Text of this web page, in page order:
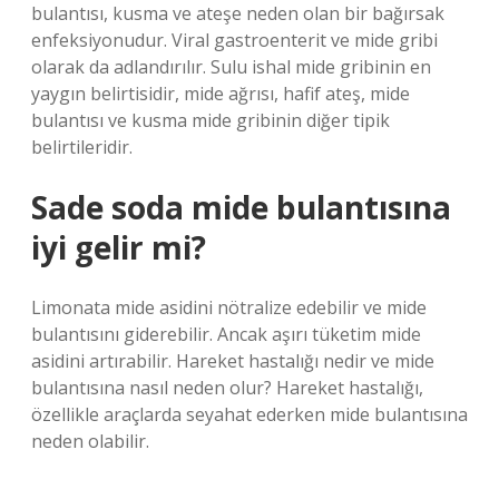
bulantısı, kusma ve ateşe neden olan bir bağırsak
enfeksiyonudur. Viral gastroenterit ve mide gribi
olarak da adlandırılır. Sulu ishal mide gribinin en
yaygın belirtisidir, mide ağrısı, hafif ateş, mide
bulantısı ve kusma mide gribinin diğer tipik
belirtileridir.
Sade soda mide bulantısına
iyi gelir mi?
Limonata mide asidini nötralize edebilir ve mide
bulantısını giderebilir. Ancak aşırı tüketim mide
asidini artırabilir. Hareket hastalığı nedir ve mide
bulantısına nasıl neden olur? Hareket hastalığı,
özellikle araçlarda seyahat ederken mide bulantısına
neden olabilir.